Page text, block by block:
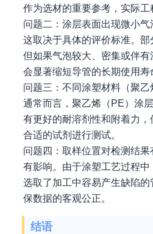
作为选材的重要参考，实际工
问题二：涂层表面出现微小
这取决于具体的评价标准。
但如果气泡较大、密集或伴
会显著缩短导管的长期使用寿
问题三：不同涂塑材料（聚
通常而言，聚乙烯（PE）涂
有更好的耐溶剂性和附着力
合适的试剂进行测试。
问题四：取样位置对检测结果
有影响。由于涂塑工艺过程
选取了加工中容易产生缺陷
保数据的客观公正。
结语